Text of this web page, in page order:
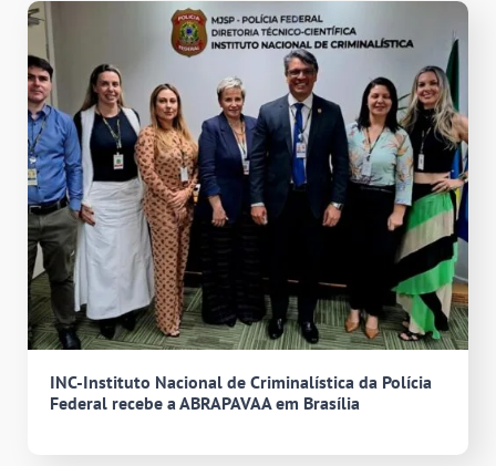
INC-Instituto Nacional de Criminalística da Polícia
Federal recebe a ABRAPAVAA em Brasília